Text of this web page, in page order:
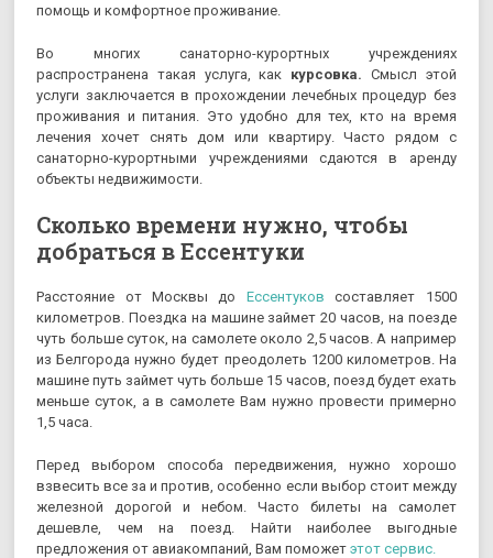
помощь и комфортное проживание.
Во многих санаторно-курортных учреждениях
распространена такая услуга, как курсовка. Смысл этой
услуги заключается в прохождении лечебных процедур без
проживания и питания. Это удобно для тех, кто на время
лечения хочет снять дом или квартиру. Часто рядом с
санаторно-курортными учреждениями сдаются в аренду
объекты недвижимости.
Сколько времени нужно, чтобы
добраться в Ессентуки
Расстояние от Москвы до Ессентуков составляет 1500
километров. Поездка на машине займет 20 часов, на поезде
чуть больше суток, на самолете около 2,5 часов. А например
из Белгорода нужно будет преодолеть 1200 километров. На
машине путь займет чуть больше 15 часов, поезд будет ехать
меньше суток, а в самолете Вам нужно провести примерно
1,5 часа.
Перед выбором способа передвижения, нужно хорошо
взвесить все за и против, особенно если выбор стоит между
железной дорогой и небом. Часто билеты на самолет
дешевле, чем на поезд. Найти наиболее выгодные
предложения от авиакомпаний, Вам поможетэтот сервис.